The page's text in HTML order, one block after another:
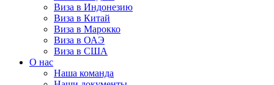
Виза в Индонезию
Виза в Китай
Виза в Марокко
Виза в ОАЭ
Виза в США
О нас
Наша команда